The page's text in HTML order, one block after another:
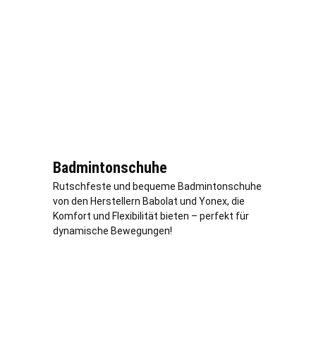
Badmintonschuhe
Rutschfeste und bequeme Badmintonschuhe
von den Herstellern Babolat und Yonex, die
Komfort und Flexibilität bieten – perfekt für
dynamische Bewegungen!